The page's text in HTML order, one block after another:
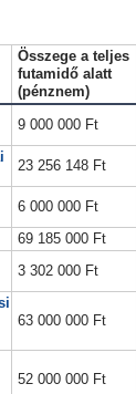
Összege a teljes
futamidő alatt
(pénznem)
9 000 000 Ft
23 256 148 Ft
6 000 000 Ft
69 185 000 Ft
3 302 000 Ft
63 000 000 Ft
52 000 000 Ft